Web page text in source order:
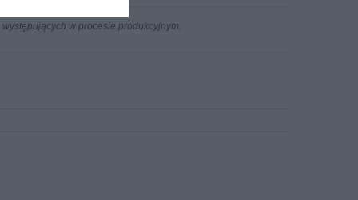
w procesie produkcyjnym.